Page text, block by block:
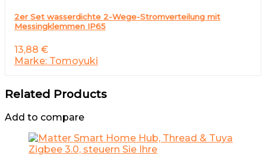
2er Set wasserdichte 2-Wege-Stromverteilung mit
Messingklemmen IP65
13,88 €
Marke: Tomoyuki
Related Products
Add to compare